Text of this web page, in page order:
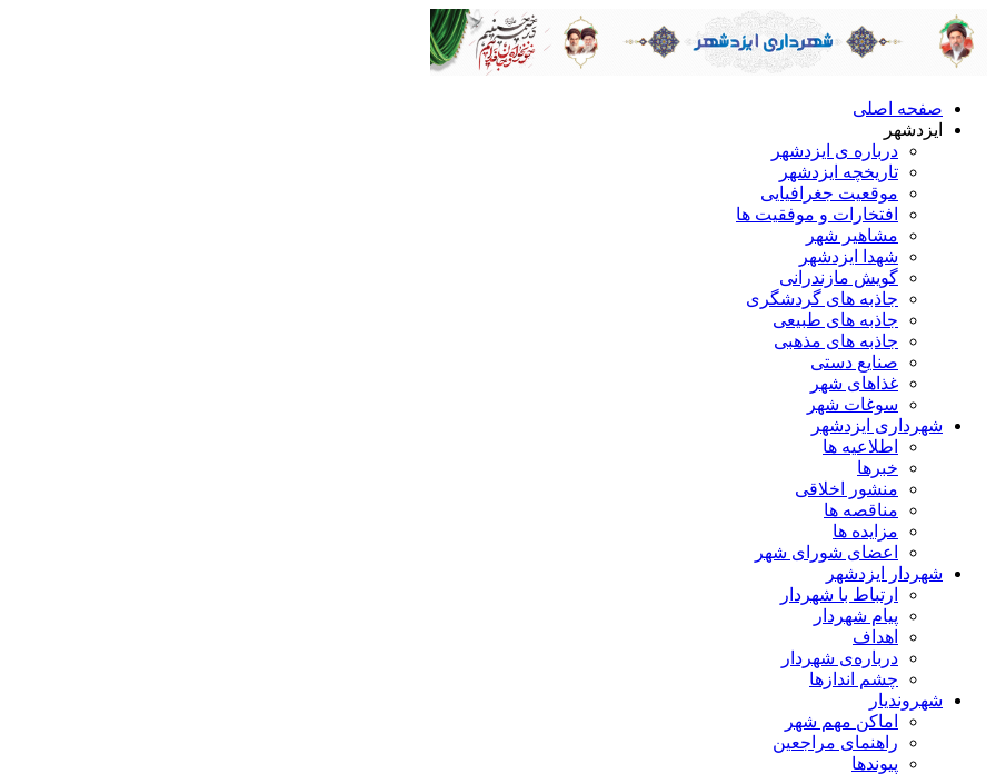
صفحه اصلی
ایزدشهر
درباره ی ایزدشهر
تاریخچه ایزدشهر
موقعیت جغرافیایی
افتخارات و موفقیت ها
مشاهیر شهر
شهدا ایزدشهر
گویش مازندرانی
جاذبه های گردشگری
جاذبه های طبیعی
جاذبه های مذهبی
صنایع دستی
غذاهای شهر
سوغات شهر
شهرداری ایزدشهر
اطلاعیه ها
خبرها
منشور اخلاقی
مناقصه ها
مزایده ها
اعضای شورای شهر
شهردار ایزدشهر
ارتباط با شهردار
پیام شهردار
اهداف
درباره‌ی شهردار
چشم اندازها
شهروندیار
اماکن مهم شهر
راهنمای مراجعین
پیوند‌ها